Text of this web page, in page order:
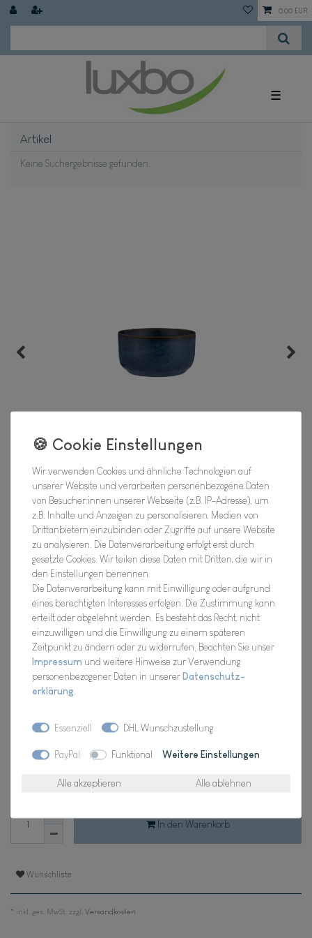
0,00 EUR
☰
Artikel
Keine Suchergebnisse gefunden.
Reaktive Blue, Ramekin, 150 ML
Hersteller
Artikel Nr.:
2002.277
5,99 EUR*
Inhalt1Stück
Verfügbarkeit: Für Dich da, Versand 2-3 Tage
In den Warenkorb
Wunschliste
* inkl. ges. MwSt. zzgl. Versandkosten
Wir verwenden Cookies und ähnliche Technologien auf
unserer Website und verarbeiten personenbezogene Daten
von Besucher:innen unserer Webseite (z.B. IP-Adresse), um
z.B. Inhalte und Anzeigen zu personalisieren, Medien von
Drittanbietern einzubinden oder Zugriffe auf unsere Website
zu analysieren. Die Datenverarbeitung erfolgt erst durch
gesetzte Cookies. Wir teilen diese Daten mit Dritten, die wir in
den Einstellungen benennen.
Die Datenverarbeitung kann mit Einwilligung oder aufgrund
eines berechtigten Interesses erfolgen. Die Zustimmung kann
erteilt oder abgelehnt werden. Es besteht das Recht, nicht
einzuwilligen und die Einwilligung zu einem späteren
Zeitpunkt zu ändern oder zu widerrufen. Beachten Sie unser
Impressum und weitere Hinweise zur Verwendung
personenbezogener Daten in unsererDaten­schutz­
erklärung
Essenziell DHL Wunschzustellung
PayPal Funktional Weitere Einstellungen
Alle akzeptieren Alle ablehnen